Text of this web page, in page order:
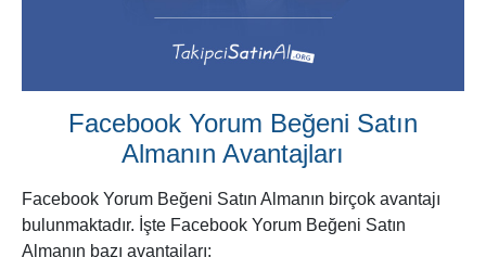
Facebook Yorum Beğeni Satın
Almanın Avantajları
Facebook Yorum Beğeni Satın Almanın birçok avantajı
bulunmaktadır. İşte Facebook Yorum Beğeni Satın
Almanın bazı avantajları: